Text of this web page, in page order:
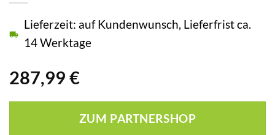
287,99 €
Lieferzeit: auf Kundenwunsch, Lieferfrist ca.
14 Werktage
ZUM PARTNERSHOP